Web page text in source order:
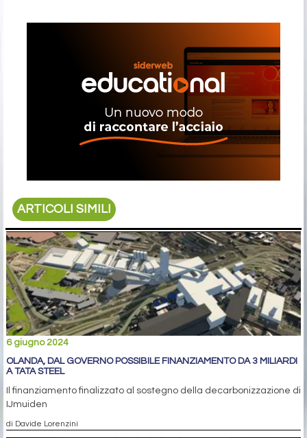
ARTICOLI SIMILI
6 giugno 2024
OLANDA, DAL GOVERNO POSSIBILE FINANZIAMENTO DA 3 MILIARDI
A TATA STEEL
Il finanziamento finalizzato al sostegno della decarbonizzazione di
IJmuiden
di Davide Lorenzini